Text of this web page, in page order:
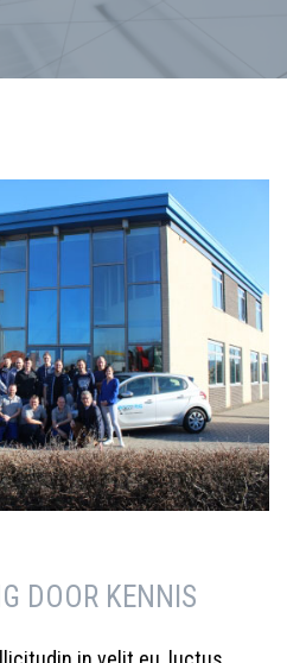
DOOR KENNIS